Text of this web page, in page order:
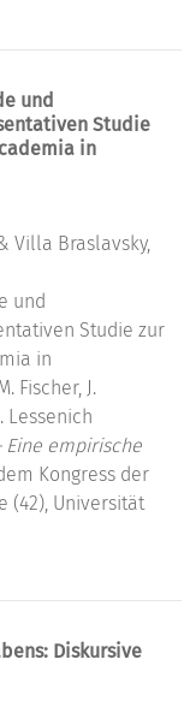
und
Studie
in
Villa Braslavsky,
und
Studie zur
in
Fischer, J.
Lessenich
empirische
Kongress der
(42), Universität
Diskursive